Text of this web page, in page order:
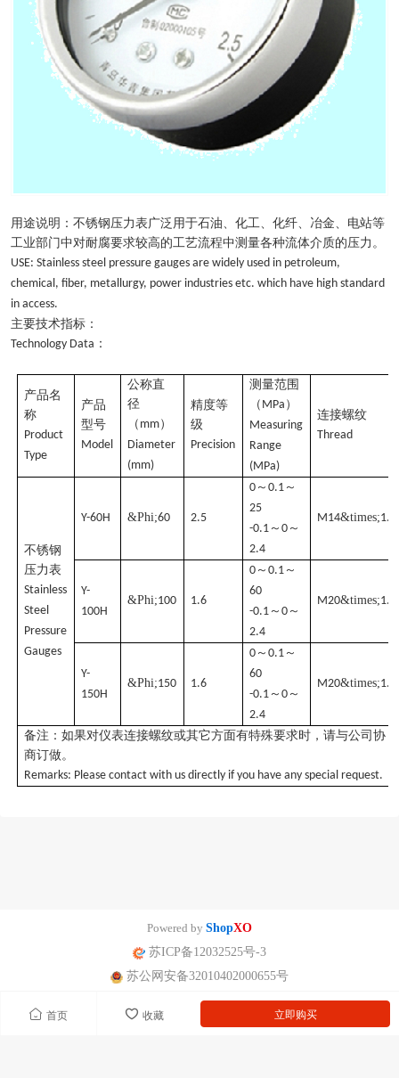
首页 收藏 立即购买
用途说明：不锈钢压力表广泛用于石油、化工、化纤、冶金、电站等
工业部门中对耐腐要求较高的工艺流程中测量各种流体介质的压力。
USE: Stainless steel pressure gauges are widely used in petroleum,
chemical, fiber, metallurgy, power industries etc. which have high standard
in access.
主要技术指标：
Technology Data ：
产品名
称
Product
Type
产品
型号
Model
公称直
径
（ mm）
Diameter
(mm)
精度等
级
Precision
测量范围
（ MPa ）
Measuring
Range
(MPa)
连接螺纹
Thread
不锈钢
压力表
Stainless
Steel
Pressure
Gauges
Y-60H &Phi;60 2.5
0 ～0.1 ～
25
-0.1 ～0 ～
2.4
M14&times;1.5
Y-
100H
&Phi;100 1.6
0 ～0.1 ～
60
-0.1 ～0 ～
2.4
M20&times;1.5
Y-
150H
&Phi;150 1.6
0 ～0.1 ～
60
-0.1 ～0 ～
2.4
M20&times;1.5
备注：如果对仪表连接螺纹或其它方面有特殊要求时，请与公司协
商订做。
Remarks: Please contact with us directly if you have any special request.
Powered by ShopXO
苏ICP备12032525号-3
苏公网安备32010402000655号